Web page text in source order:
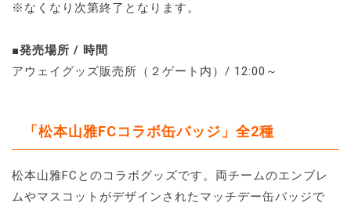
※なくなり次第終了となります。
■発売場所 / 時間
アウェイグッズ販売所（２ゲート内）/ 12:00～
「松本山雅FCコラボ缶バッジ」全2種
松本山雅FCとのコラボグッズです。両チームのエンブレ
ムやマスコットがデザインされたマッチデー缶バッジで